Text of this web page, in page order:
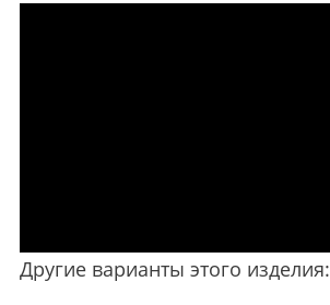
Другие варианты этого изделия: